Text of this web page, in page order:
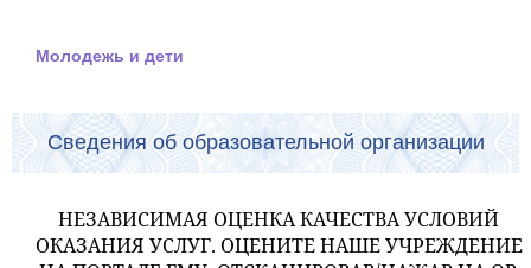
Молодежь и дети
Сведения об образовательной организации
НЕЗАВИСИМАЯ ОЦЕНКА КАЧЕСТВА УСЛОВИЙ
ОКАЗАНИЯ УСЛУГ. ОЦЕНИТЕ НАШЕ УЧРЕЖДЕНИЕ